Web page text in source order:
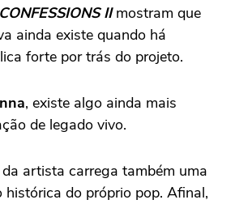
CONFESSIONS IImostram que
ainda existe quando há
forte por trás do projeto.
, existe algo ainda mais
de legado vivo.
artista carrega também uma
histórica do próprio pop. Afinal,